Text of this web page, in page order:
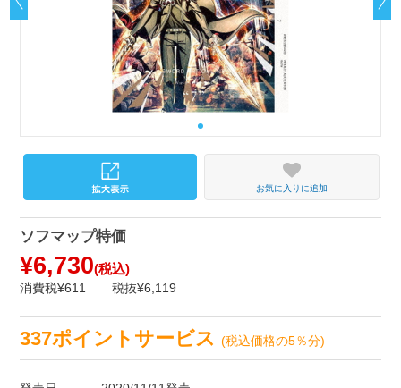
お気に入りに追加
ソフマップ特価
¥6,730(税込)
消費税¥611 税抜¥6,119
337ポイントサービス(税込価格の5％分)